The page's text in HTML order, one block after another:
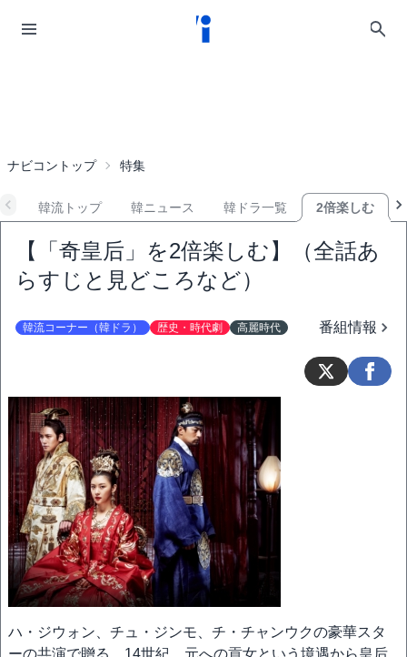
ナビコントップ 特集
韓流トップ 韓ニュース 韓ドラ一覧 2倍楽しむ
【「奇皇后」を2倍楽しむ】（全話あ
らすじと見どころなど）
韓流コーナー（韓ドラ） 歴史・時代劇 高麗時代 番組情報
ハ・ジウォン、チュ・ジンモ、チ・チャンウクの豪華スタ
ーの共演で贈る、14世紀、元への貢女という境遇から皇后